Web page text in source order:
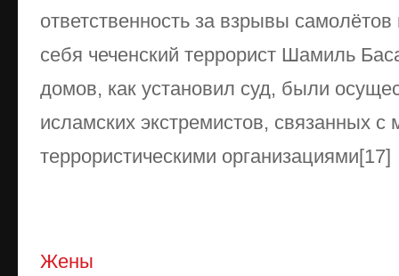
ответственность за взрывы
себя чеченский террорист Шамиль
домов, как установил суд, были
исламских экстремистов, связанных
террористическими организациями[17]
Жены